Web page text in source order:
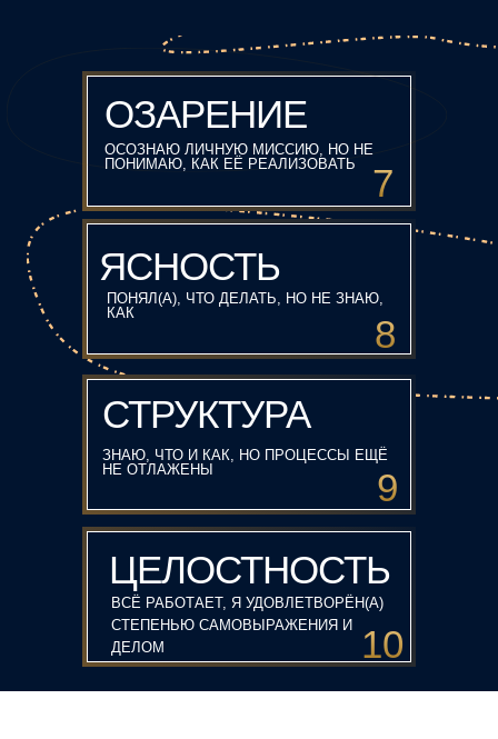
ОЗАРЕНИЕ
7
9
ЯСНОСТЬ
ЦЕЛОСТНОСТЬ
ОСОЗНАЮ ЛИЧНУЮ МИССИЮ, НО НЕ
ПОНИМАЮ, КАК ЕЁ РЕАЛИЗОВАТЬ
ПОНЯЛ(А), ЧТО ДЕЛАТЬ, НО НЕ ЗНАЮ,
КАК
ЗНАЮ, ЧТО И КАК, НО ПРОЦЕССЫ ЕЩЁ
НЕ ОТЛАЖЕНЫ
ВСЁ РАБОТАЕТ, Я УДОВЛЕТВОРЁН(А)
СТЕПЕНЬЮ САМОВЫРАЖЕНИЯ И
ДЕЛОМ
СТРУКТУРА
8
10